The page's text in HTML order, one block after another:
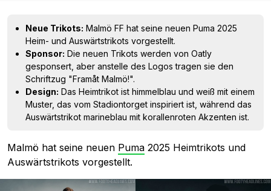
Neue Trikots: Malmö FF hat seine neuen Puma 2025
Heim- und Auswärtstrikots vorgestellt.
Sponsor: Die neuen Trikots werden von Oatly
gesponsert, aber anstelle des Logos tragen sie den
Schriftzug "Framåt Malmö!".
Design: Das Heimtrikot ist himmelblau und weiß mit einem
Muster, das vom Stadiontorget inspiriert ist, während das
Auswärtstrikot marineblau mit korallenroten Akzenten ist.
Malmö hat seine neuen Puma 2025 Heimtrikots und
Auswärtstrikots vorgestellt.